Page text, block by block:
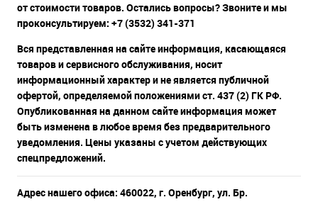
от стоимости товаров. Остались вопросы? Звоните и мы
проконсультируем: +7 (3532) 341-371
Вся представленная на сайте информация, касающаяся
товаров и сервисного обслуживания, носит
информационный характер и не является публичной
офертой, определяемой положениями ст. 437 (2) ГК РФ.
Опубликованная на данном сайте информация может
быть изменена в любое время без предварительного
уведомления. Цены указаны с учетом действующих
спецпредложений.
Адрес нашего офиса: 460022, г. Оренбург, ул. Бр.